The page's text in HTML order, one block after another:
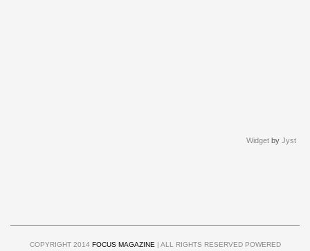
Widget by Jyst
COPYRIGHT 2014 FOCUS MAGAZINE| ALL RIGHTS RESERVED POWERED